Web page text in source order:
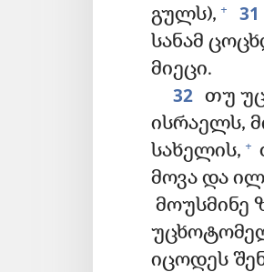
გულს), + 31
სანამ
მიეცი.
32 თუ
ისრაელს,
სახელის, +
მოვა და
მოუსმინე
იცოდეს